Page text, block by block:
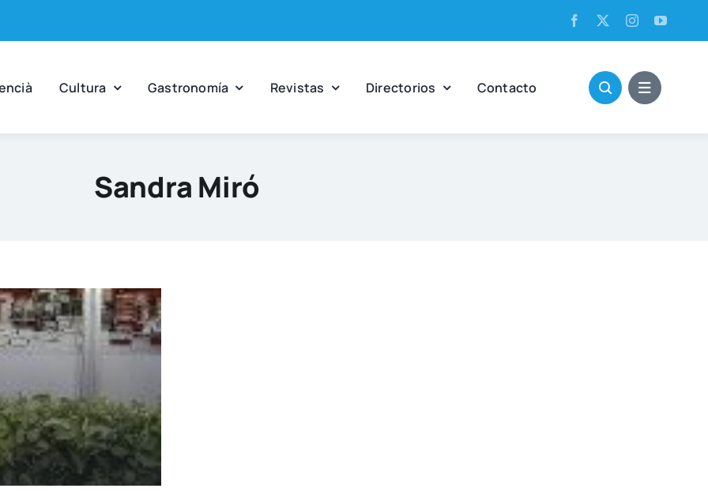
Cul­tu­ra Gas­tro­no­mía Revis­tas Direc­to­rios Con­tac­to
Sandra Miró